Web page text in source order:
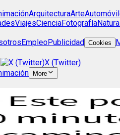
ArquitecturaArte
ViajesCienciaFotografía
EmpleoPublicidad Cookies
X (Twitter)
More